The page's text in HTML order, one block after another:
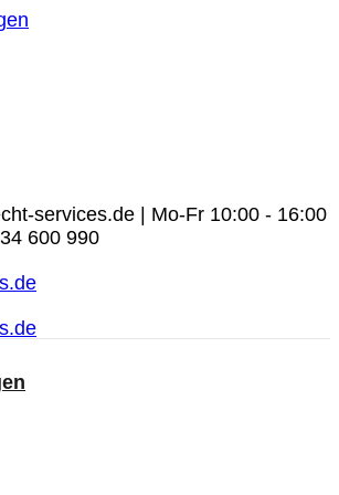
services.de | Mo-Fr 10:00 - 16:00
600 990